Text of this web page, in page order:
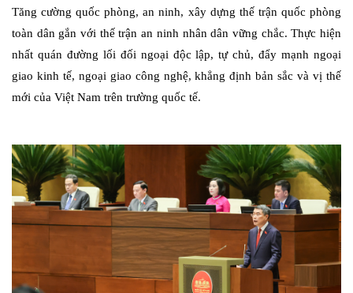
Tăng cường quốc phòng, an ninh, xây dựng thế trận quốc phòng
toàn dân gắn với thế trận an ninh nhân dân vững chắc. Thực hiện
nhất quán đường lối đối ngoại độc lập, tự chủ, đẩy mạnh ngoại
giao kinh tế, ngoại giao công nghệ, khẳng định bản sắc và vị thế
mới của Việt Nam trên trường quốc tế.